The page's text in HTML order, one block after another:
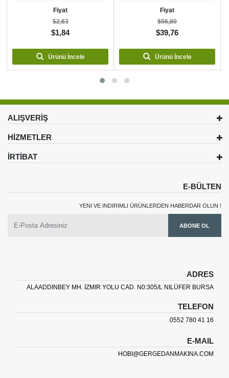
Fiyat
$2,63
$1,84
Ürünü İncele
Fiyat
$56,80
$39,76
Ürünü İncele
ALIŞVERİŞ
HİZMETLER
İRTİBAT
E-BÜLTEN
YENI VE INDIRIMLI ÜRÜNLERDEN HABERDAR OLUN !
ABONE OL
ADRES
ALAADDINBEY MH. İZMIR YOLU CAD. N0:305/L NILÜFER BURSA
TELEFON
0552 780 41 16
E-MAIL
HOBI@GERGEDANMAKINA.COM